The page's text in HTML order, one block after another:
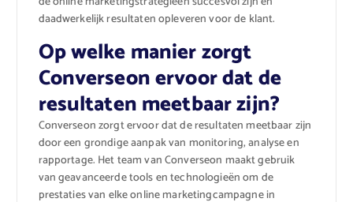
daadwerkelijk resultaten opleveren voor de klant.
Op welke manier zorgt
Converseon ervoor dat de
resultaten meetbaar zijn?
Converseon zorgt ervoor dat de resultaten meetbaar zijn
door een grondige aanpak van monitoring, analyse en
rapportage. Het team van Converseon maakt gebruik
van geavanceerde tools en technologieën om de
prestaties van elke online marketingcampagne in